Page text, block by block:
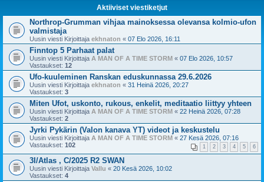
Aktiiviset viestiketjut
Northrop-Grumman vihjaa mainoksessa olevansa kolmio-ufon
valmistaja
Uusin viesti Kirjoittaja ekhnaton « 07 Elo 2026, 16:11
Finntop 5 Parhaat palat
Uusin viesti Kirjoittaja A MAN OF A TIME STORM « 07 Elo 2026, 10:57
Vastaukset: 12
Ufo-kuuleminen Ranskan eduskunnassa 29.6.2026
Uusin viesti Kirjoittaja ekhnaton « 31 Heinä 2026, 20:27
Vastaukset: 3
Miten Ufot, uskonto, rukous, enkelit, meditaatio liittyy yhteen
Uusin viesti Kirjoittaja A MAN OF A TIME STORM « 22 Heinä 2026, 07:28
Vastaukset: 2
Jyrki Pykärin (Valon kanava YT) videot ja keskustelu
Uusin viesti Kirjoittaja A MAN OF A TIME STORM « 27 Kesä 2026, 07:16
Vastaukset: 102 1 2 3 4 5 6
3I/Atlas , C/2025 R2 SWAN
Uusin viesti Kirjoittaja Vallu « 20 Kesä 2026, 10:02
Vastaukset: 4